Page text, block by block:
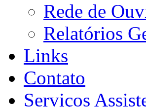
Rede de
Relatórios
Links
Contato
Serviços